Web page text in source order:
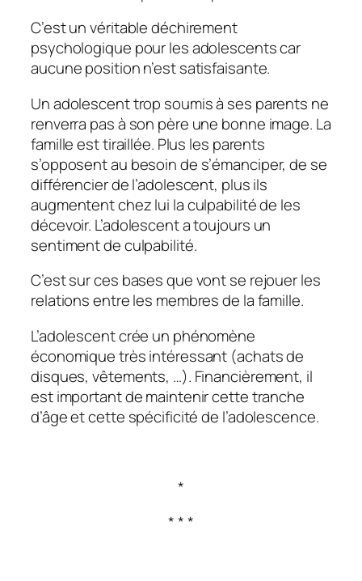
C’est un véritable déchirement
psychologique pour les adolescents car
aucune position n’est satisfaisante.
Un adolescent trop soumis à ses parents ne
renverra pas à son père une bonne image. La
famille est tiraillée. Plus les parents
s’opposent au besoin de s’émanciper, de se
différencier de l’adolescent, plus ils
augmentent chez lui la culpabilité de les
décevoir. L’adolescent a toujours un
sentiment de culpabilité.
C’est sur ces bases que vont se rejouer les
relations entre les membres de la famille.
L’adolescent crée un phénomène
économique très intéressant (achats de
disques, vêtements, …). Financièrement, il
est important de maintenir cette tranche
d’âge et cette spécificité de l’adolescence.
*
* * *